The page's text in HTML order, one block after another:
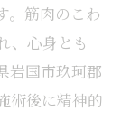
。筋肉のこわ
、心身とも
岩国市玖珂郡
術後に精神的